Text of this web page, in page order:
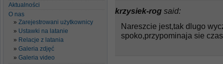
Aktualności
O nas
Zarejestrowani użytkownicy
Ustawki na latanie
Relacje z latania
Galeria zdjęć
Galeria video
krzysiek-rog said:
Nareszcie jest,tak dlugo
spoko,przypominaja sie